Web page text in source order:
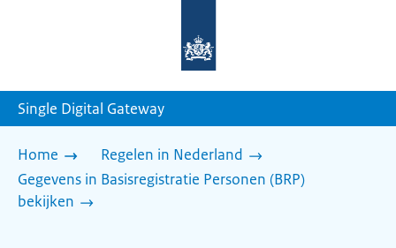
homepage
Single Digital Gateway
Home
Regelen in Nederland
Gegevens in Basisregistratie Personen (BRP)
bekijken